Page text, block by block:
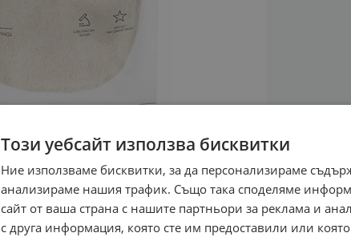
Този уебсайт използва бисквитки
Ние използваме бисквитки, за да персонализираме
анализираме нашия трафик. Също така споделяме
сайт от ваша страна с нашите партньори за реклама и
с друга информация, която сте им предоставили или